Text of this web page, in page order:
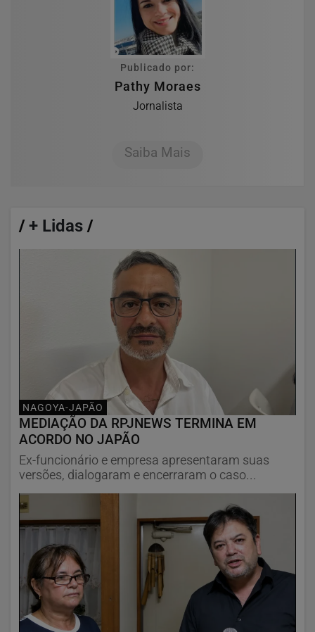
Publicado por:
Pathy Moraes
Jornalista
Saiba Mais
/ + Lidas /
NAGOYA-JAPÃO
MEDIAÇÃO DA RPJNEWS TERMINA EM
ACORDO NO JAPÃO
Ex-funcionário e empresa apresentaram suas
versões, dialogaram e encerraram o caso...